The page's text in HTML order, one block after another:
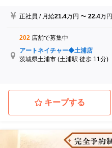
正社員 / 月給21.4万円 〜22.4万円
202 店舗で募集中
アートネイチャー◆土浦店
茨城県土浦市 (土浦駅 徒歩 11分)
アートネイチャー◆前橋店
群馬県前橋市
(前橋駅 徒歩 6分)
アートネイチャー◆高崎店
群馬県高崎市 (高崎駅 徒歩 7分)
埼玉県熊谷市
(熊谷駅 徒歩 3分)
キープする